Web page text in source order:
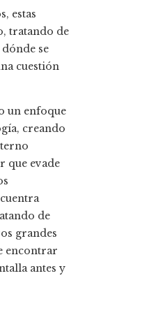
estas
tratando de
se
cuestión
un enfoque
creando
que evade
de
grandes
encontrar
antes y